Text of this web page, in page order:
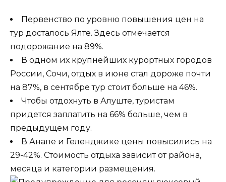
Первенство по уровню повышения цен на
тур досталось Ялте. Здесь отмечается
подорожание на 89%.
В одном их крупнейших курортных городов
России, Сочи, отдых в июне стал дороже почти
на 87%, в сентябре тур стоит больше на 46%.
Чтобы отдохнуть в Алуште, туристам
придется заплатить на 66% больше, чем в
предыдущем году.
В Анапе и Геленджике цены повысились на
29-42%. Стоимость отдыха зависит от района,
месяца и категории размещения.